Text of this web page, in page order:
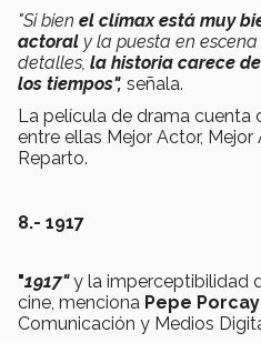
"Si bien el clímax está muy
actoral y la puesta en
detalles, la historia carece
los tiempos", señala.
La película de drama cuenta
entre ellas Mejor Actor,
Reparto.
8.- 1917
"1917" y la imperceptibilidad
cine, menciona Pepe
Comunicación y Medios